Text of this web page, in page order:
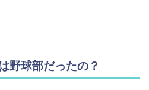
野球部だったの？